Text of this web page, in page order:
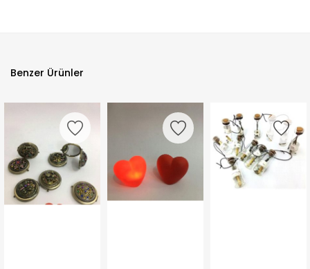
Benzer Ürünler